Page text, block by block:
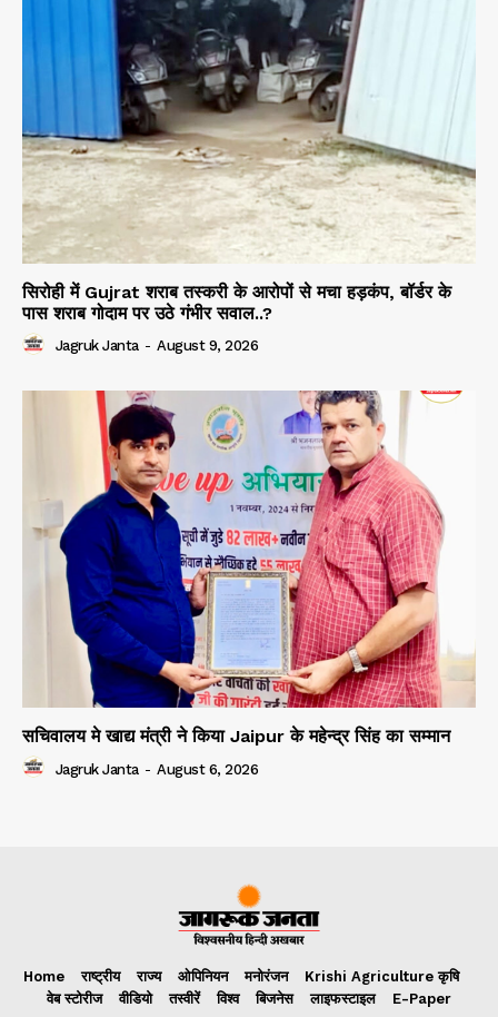
सिरोही में Gujrat शराब तस्करी के आरोपों से मचा हड़कंप, बॉर्डर के
पास शराब गोदाम पर उठे गंभीर सवाल..?
Jagruk Janta - August 9, 2026
सचिवालय मे खाद्य मंत्री ने किया Jaipur के महेन्द्र सिंह का सम्मान
Jagruk Janta - August 6, 2026
Home राष्ट्रीय राज्य ओपिनियन मनोरंजन
Krishi Agriculture कृषि
वेब स्टोरीज
वीडियो तस्वीरें विश्व बिजनेस लाइफस्टाइल E-Paper